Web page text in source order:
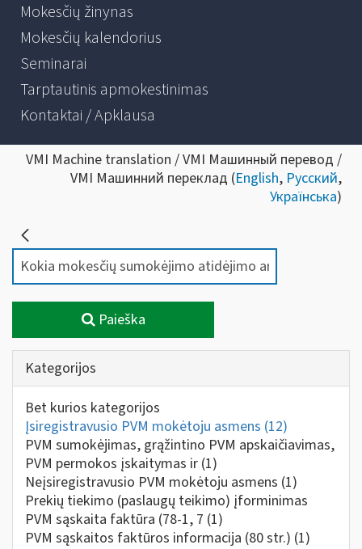
Mokesčių žinynas
Mokesčių kalendorius
Seminarai
Tarptautinis apmokestinimas
Kontaktai / Apklausa
VMI Machine translation / VMI Машинный перевод /
VMI Машинний переклад (English, Русский,
Українська)
Paieška
Kategorijos
Bet kurios kategorijos
Įsiregistravusio PVM mokėtoju asmens (12)
PVM sumokėjimas, grąžintino PVM apskaičiavimas,
PVM permokos įskaitymas ir (1)
Neįsiregistravusio PVM mokėtoju asmens (1)
Prekių tiekimo (paslaugų teikimo) įforminimas
PVM sąskaita faktūra (78-1, 7 (1)
PVM sąskaitos faktūros informacija (80 str.) (1)